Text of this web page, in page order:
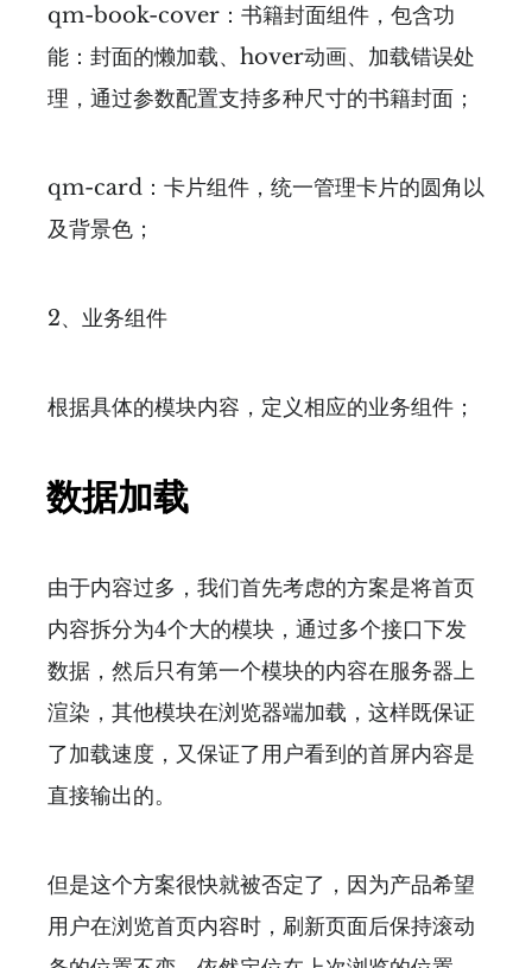
qm-book-cover：书籍封面组件，包含功
能：封面的懒加载、hover动画、加载错误处
理，通过参数配置支持多种尺寸的书籍封面；
qm-card：卡片组件，统一管理卡片的圆角以
及背景色；
2、业务组件
根据具体的模块内容，定义相应的业务组件；
数据加载
由于内容过多，我们首先考虑的方案是将首页
内容拆分为4个大的模块，通过多个接口下发
数据，然后只有第一个模块的内容在服务器上
渲染，其他模块在浏览器端加载，这样既保证
了加载速度，又保证了用户看到的首屏内容是
直接输出的。
但是这个方案很快就被否定了，因为产品希望
用户在浏览首页内容时，刷新页面后保持滚动